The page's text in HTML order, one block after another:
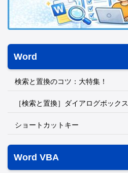
Word
検索と置換のコツ：大特集！
［検索と置換］ダイアログボックス
ショートカットキー
Word VBA